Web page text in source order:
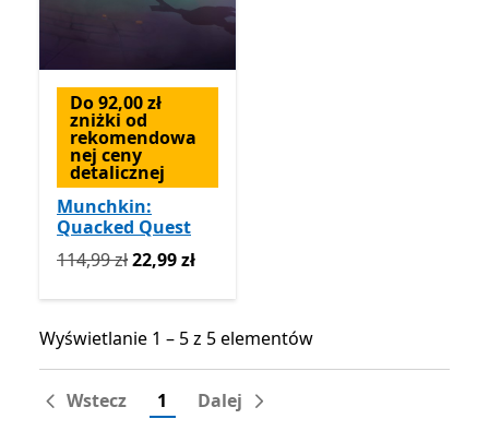
Do 92,00 zł
zniżki od
rekomendowa
nej ceny
detalicznej
Munchkin:
Quacked Quest
Pierwotnie 114,99 zł teraz 22,99 zł
114,99 zł22,99 zł
Wyświetlanie 1 – 5 z 5 elementów
Wyświetlanie 1 – 5 z 5 elementów
Wstecz 1 Dalej